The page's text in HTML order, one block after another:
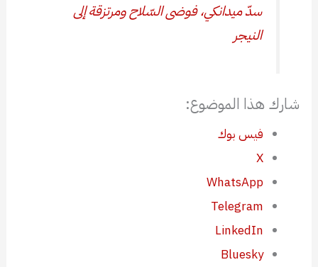
سدّ ميدانكي، فوضى السّلاح ومرتزقة إلى
النيجر
شارك هذا الموضوع:
فيس بوك
X
WhatsApp
Telegram
LinkedIn
Bluesky